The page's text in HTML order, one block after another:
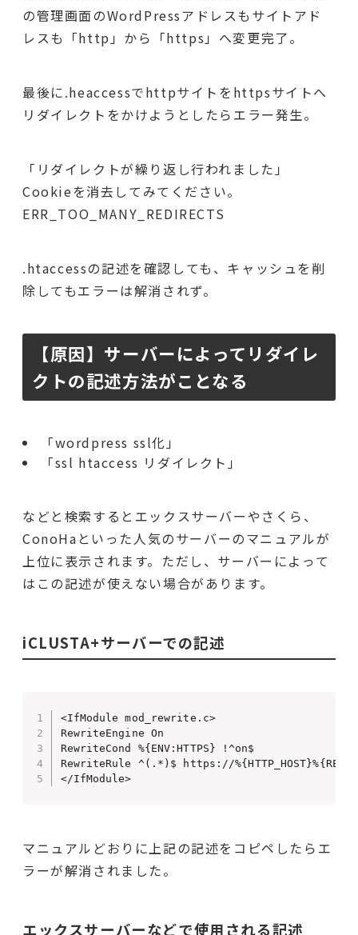
の管理画面のWordPressアドレスもサイトアド
レスも「http」から「https」へ変更完了。
最後に.heaccessでhttpサイトをhttpsサイトへ
リダイレクトをかけようとしたらエラー発生。
「リダイレクトが繰り返し行われました」
Cookieを消去してみてください。
ERR_TOO_MANY_REDIRECTS
.htaccessの記述を確認しても、キャッシュを削
除してもエラーは解消されず。
【原因】サーバーによってリダイレ
クトの記述方法がことなる
「wordpress ssl化」
「ssl htaccess リダイレクト」
などと検索するとエックスサーバーやさくら、
ConoHaといった人気のサーバーのマニュアルが
上位に表示されます。ただし、サーバーによって
はこの記述が使えない場合があります。
iCLUSTA+サーバーでの記述
<IfModule mod_rewrite.c>
RewriteEngine On
RewriteCond %{ENV:HTTPS} !^on$
RewriteRule ^(.*)$ https://
</IfModule>
マニュアルどおりに上記の記述をコピペしたらエ
ラーが解消されました。
エックスサーバーなどで使用される記述